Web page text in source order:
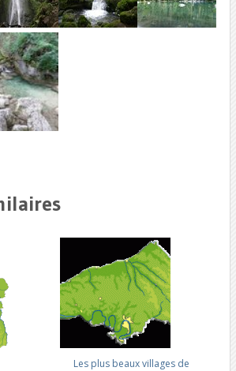
Les plus beaux villages de